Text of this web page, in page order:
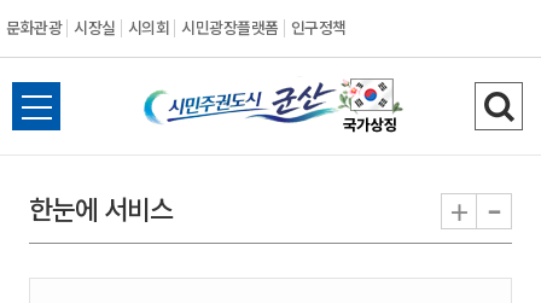
문화관광 시장실 시의회 시민광장플랫폼 인구정책
시
민
권
전
체
뉴
열
검
색
기
한눈에 서비스 + -